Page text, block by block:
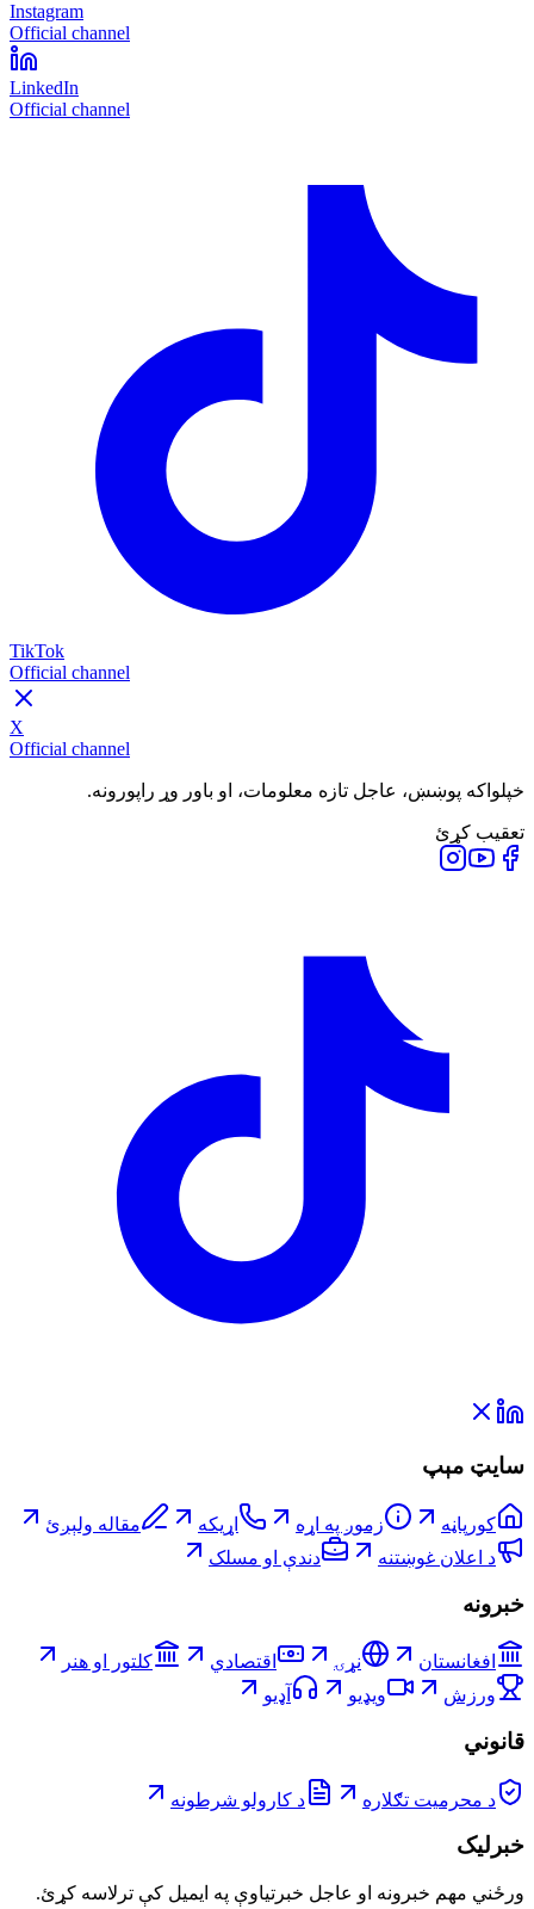
Instagram
Official channel
LinkedIn
Official channel
TikTok
Official channel
X
Official channel
خپلواکه پوښښ، عاجل تازه معلومات، او باور وړ راپورونه.
تعقیب کړئ
سایټ مېپ
کورپاڼه زموږ په اړه اړیکه
مقاله ولېږئ
د اعلان غوښتنه
دندې او مسلک
خبرونه
افغانستان نړۍ اقتصادي
کلتور او هنر
ورزش
ویډیو آډیو
قانوني
د محرمیت تګلاره د کارولو شرطونه
خبرلیک
ورځني مهم خبرونه او عاجل خبرتیاوې په ایمیل کې ترلاسه کړئ.